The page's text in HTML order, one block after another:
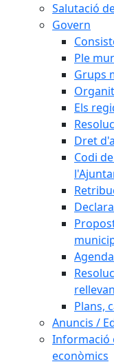
Salutació
Govern
Ple
Grups
Els
Dret
Codi
Plans,
Anuncis /
Informació
econòmics